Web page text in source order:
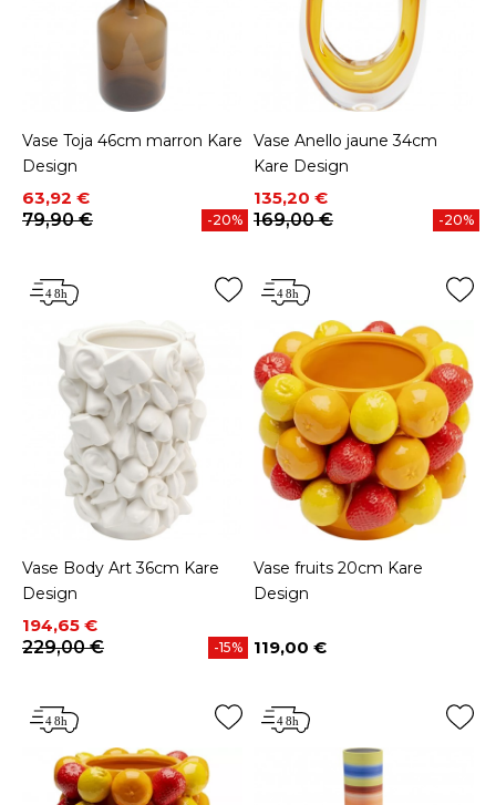
Vase Toja 46cm marron Kare
Design
Prix
63,92 €
Prix de base
79,90 €
-20%
Vase Anello jaune 34cm
Kare Design
Prix
135,20 €
Prix de base
169,00 €
-20%
Vase Body Art 36cm Kare
Design
Prix
194,65 €
Prix de base
229,00 €
-15%
Vase fruits 20cm Kare
Design
Prix
119,00 €